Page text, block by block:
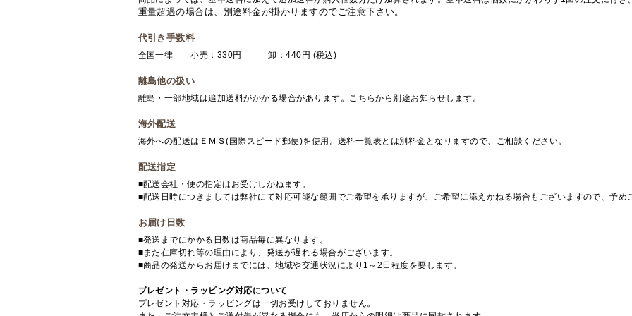
重量超過の場合は、別途料金が掛かりますのでご注意下さい。
代引き手数料
全国一律 小売：330円 卸：440円 (税込)
離島他の扱い
離島・一部地域は追加送料がかかる場合があります。こちらから別途お知らせします。
海外配送
海外への配送はＥＭＳ(国際スピード郵便)を使用。送料一覧表とは別料金となりますので、ご相談ください。
配送指定
■配送会社・便の指定はお受けしかねます。
■配送日時につきましては弊社にて対応可能な範囲でご希望を承りますが、ご希望に添えかねる場合もございますので、予め
お届け日数
■発送までにかかる日数は商品毎に異なります。
■また在庫切れ等の理由により、発送が遅れる場合がございます。
■商品の発送からお届けまでには、地域や交通状況により1～2日程度を要します。
プレゼント・ラッピング対応について
プレゼント対応・ラッピングは一切お受けしておりません。